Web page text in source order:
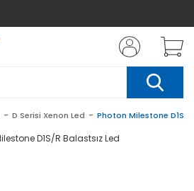
D Serisi Xenon Led Photon Milestone D1S/